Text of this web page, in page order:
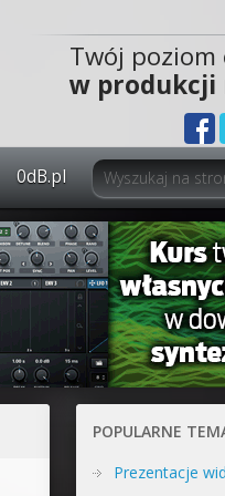
Twój
w produkcji
0dB.pl
0dB.pl - informacje
Newsletter
Materiały dla mediów
Archiwum aktualności
POPULARNE
Prezentacje